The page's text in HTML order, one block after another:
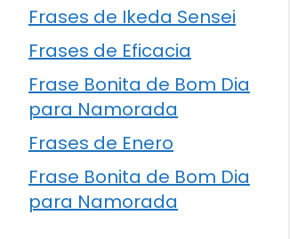
Frases de Ikeda Sensei
Frases de Eficacia
Frase Bonita de Bom Dia
para Namorada
Frases de Enero
Frase Bonita de Bom Dia
para Namorada